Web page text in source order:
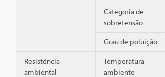
Categoria de
sobretensão
Grau de poluição
Resistência
ambiental
Temperatura
ambiente